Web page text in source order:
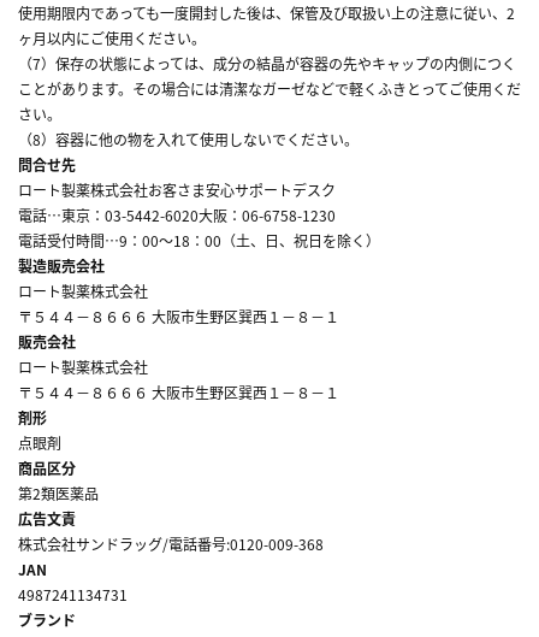
使用期限内であっても一度開封した後は、保管及び取扱い上の注意に従い、2
ヶ月以内にご使用ください。
（7）保存の状態によっては、成分の結晶が容器の先やキャップの内側につく
ことがあります。その場合には清潔なガーゼなどで軽くふきとってご使用くだ
さい。
（8）容器に他の物を入れて使用しないでください。
問合せ先
ロート製薬株式会社お客さま安心サポートデスク
電話…東京：03-5442-6020大阪：06-6758-1230
電話受付時間…9：00～18：00（土、日、祝日を除く）
製造販売会社
ロート製薬株式会社
〒５４４－８６６６ 大阪市生野区巽西１－８－１
販売会社
ロート製薬株式会社
〒５４４－８６６６ 大阪市生野区巽西１－８－１
剤形
点眼剤
商品区分
第2類医薬品
広告文責
株式会社サンドラッグ/電話番号:0120-009-368
JAN
4987241134731
ブランド